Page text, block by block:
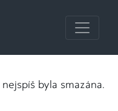
byla smazána.